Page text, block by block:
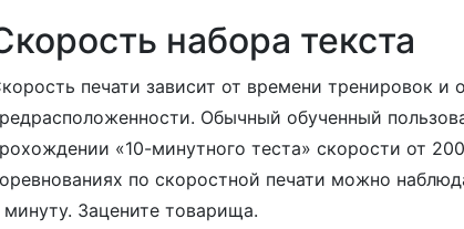
набора текста
печати зависит от времени тренировок и
Обычный обученный
«10-минутного теста» скорости от
по скоростной печати можно
минуту. Зацените товарища.